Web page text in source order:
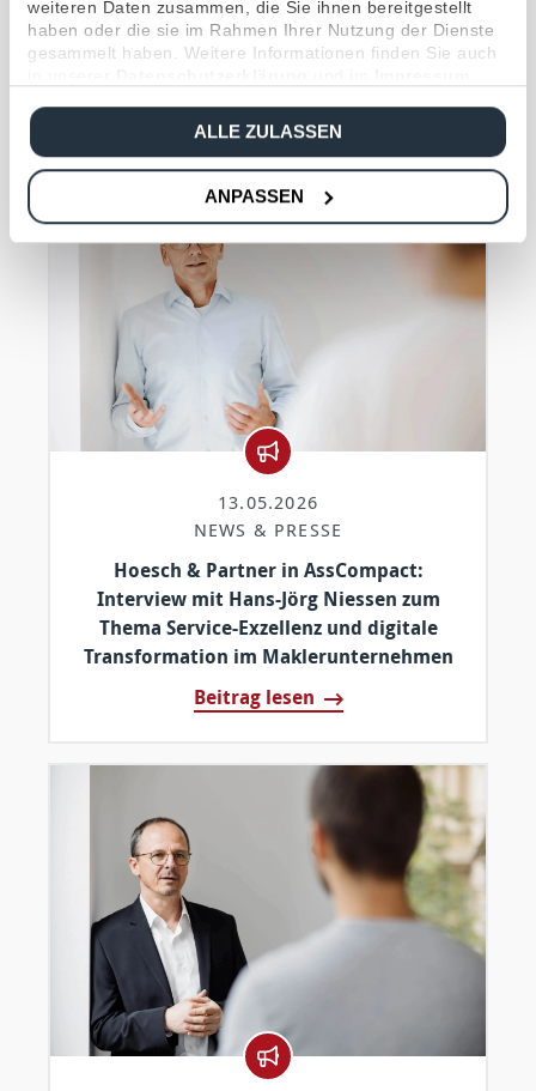
weiteren Daten zusammen, die Sie ihnen bereitgestellt
haben oder die sie im Rahmen Ihrer Nutzung der Dienste
gesammelt haben. Weitere Informationen finden Sie auch
ALLE ZULASSEN
ANPASSEN
Das könnte Sie auch interessieren
13.05.2026
NEWS & PRESSE
Hoesch & Partner in AssCompact:
Interview mit Hans-Jörg Niessen zum
Thema Service-Exzellenz und digitale
Transformation im Maklerunternehmen
Beitrag lesen